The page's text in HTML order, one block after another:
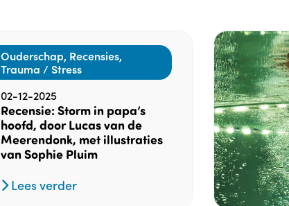
Ouderschap, Recensies,
Trauma / Stress
02-12-2025
Recensie: Storm in papa’s
hoofd, door Lucas van de
Meerendonk, met illustraties
van Sophie Pluim
Lees verder